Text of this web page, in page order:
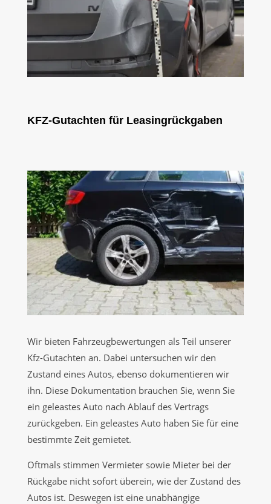
KFZ-Gutachten für Leasingrückgaben
Wir bieten Fahrzeugbewertungen als Teil unserer
Kfz-Gutachten an. Dabei untersuchen wir den
Zustand eines Autos, ebenso dokumentieren wir
ihn. Diese Dokumentation brauchen Sie, wenn Sie
ein geleastes Auto nach Ablauf des Vertrags
zurückgeben. Ein geleastes Auto haben Sie für eine
bestimmte Zeit gemietet.
Oftmals stimmen Vermieter sowie Mieter bei der
Rückgabe nicht sofort überein, wie der Zustand des
Autos ist. Deswegen ist eine unabhängige